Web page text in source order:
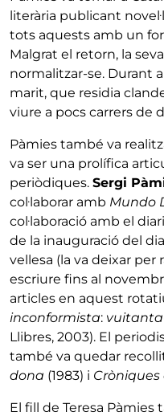
literària publicant
tots aquests amb un
Malgrat el retorn, la
normalitzar-se. Durant
marit, que residia
viure a pocs carrers de
Pàmies també va
va ser una prolífica
periòdiques. Sergi
col·laborar amb Mundo
col·laboració amb el diari
de la inauguració del
vellesa (la va deixar per
escriure fins al
articles en aquest
inconformista:
Llibres, 2003). El
també va quedar
dona (1983) i
El fill de Teresa